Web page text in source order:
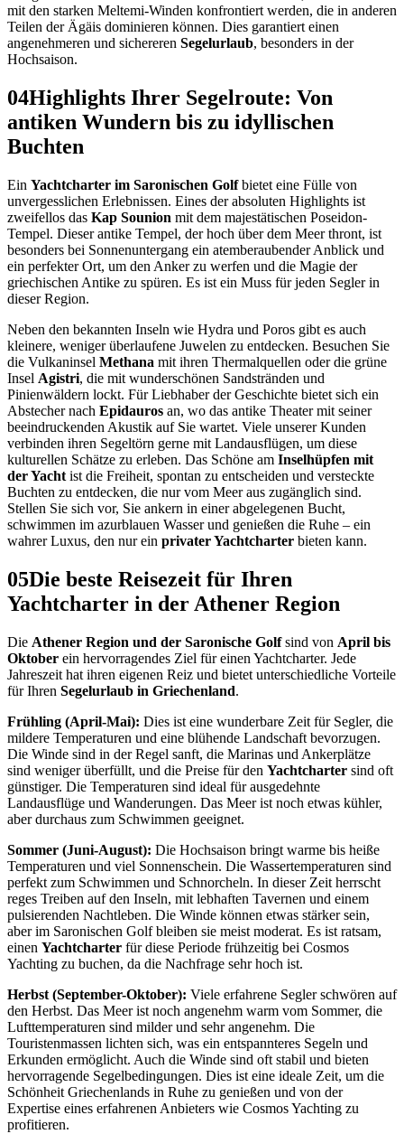
mit den starken Meltemi-Winden konfrontiert werden, die in anderen
Teilen der Ägäis dominieren können. Dies garantiert einen
angenehmeren und sichereren Segelurlaub, besonders in der
Hochsaison.
04Highlights Ihrer Segelroute: Von
antiken Wundern bis zu idyllischen
Buchten
Ein Yachtcharter im Saronischen Golfbietet eine Fülle von
unvergesslichen Erlebnissen. Eines der absoluten Highlights ist
zweifellos das Kap Sounion mit dem majestätischen Poseidon-
Tempel. Dieser antike Tempel, der hoch über dem Meer thront, ist
besonders bei Sonnenuntergang ein atemberaubender Anblick und
ein perfekter Ort, um den Anker zu werfen und die Magie der
griechischen Antike zu spüren. Es ist ein Muss für jeden Segler in
dieser Region.
Neben den bekannten Inseln wie Hydra und Poros gibt es auch
kleinere, weniger überlaufene Juwelen zu entdecken. Besuchen Sie
die Vulkaninsel Methana mit ihren Thermalquellen oder die grüne
Insel Agistri, die mit wunderschönen Sandstränden und
Pinienwäldern lockt. Für Liebhaber der Geschichte bietet sich ein
Abstecher nach Epidauros an, wo das antike Theater mit seiner
beeindruckenden Akustik auf Sie wartet. Viele unserer Kunden
verbinden ihren Segeltörn gerne mit Landausflügen, um diese
kulturellen Schätze zu erleben. Das Schöne am Inselhüpfen mit
der Yacht ist die Freiheit, spontan zu entscheiden und versteckte
Buchten zu entdecken, die nur vom Meer aus zugänglich sind.
Stellen Sie sich vor, Sie ankern in einer abgelegenen Bucht,
schwimmen im azurblauen Wasser und genießen die Ruhe – ein
wahrer Luxus, den nur ein privater Yachtcharter bieten kann.
05Die beste Reisezeit für Ihren
Yachtcharter in der Athener Region
Die Athener Region und der Saronische Golfsind von April bis
Oktober ein hervorragendes Ziel für einen Yachtcharter. Jede
Jahreszeit hat ihren eigenen Reiz und bietet unterschiedliche Vorteile
für Ihren Segelurlaub in Griechenland.
Frühling (April-Mai): Dies ist eine wunderbare Zeit für Segler, die
mildere Temperaturen und eine blühende Landschaft bevorzugen.
Die Winde sind in der Regel sanft, die Marinas und Ankerplätze
sind weniger überfüllt, und die Preise für den Yachtcharter sind oft
günstiger. Die Temperaturen sind ideal für ausgedehnte
Landausflüge und Wanderungen. Das Meer ist noch etwas kühler,
aber durchaus zum Schwimmen geeignet.
Sommer (Juni-August): Die Hochsaison bringt warme bis heiße
Temperaturen und viel Sonnenschein. Die Wassertemperaturen sind
perfekt zum Schwimmen und Schnorcheln. In dieser Zeit herrscht
reges Treiben auf den Inseln, mit lebhaften Tavernen und einem
pulsierenden Nachtleben. Die Winde können etwas stärker sein,
aber im Saronischen Golf bleiben sie meist moderat. Es ist ratsam,
einen Yachtcharter für diese Periode frühzeitig bei Cosmos
Yachting zu buchen, da die Nachfrage sehr hoch ist.
Herbst (September-Oktober): Viele erfahrene Segler schwören auf
den Herbst. Das Meer ist noch angenehm warm vom Sommer, die
Lufttemperaturen sind milder und sehr angenehm. Die
Touristenmassen lichten sich, was ein entspannteres Segeln und
Erkunden ermöglicht. Auch die Winde sind oft stabil und bieten
hervorragende Segelbedingungen. Dies ist eine ideale Zeit, um die
Schönheit Griechenlands in Ruhe zu genießen und von der
Expertise eines erfahrenen Anbieters wie Cosmos Yachting zu
profitieren.